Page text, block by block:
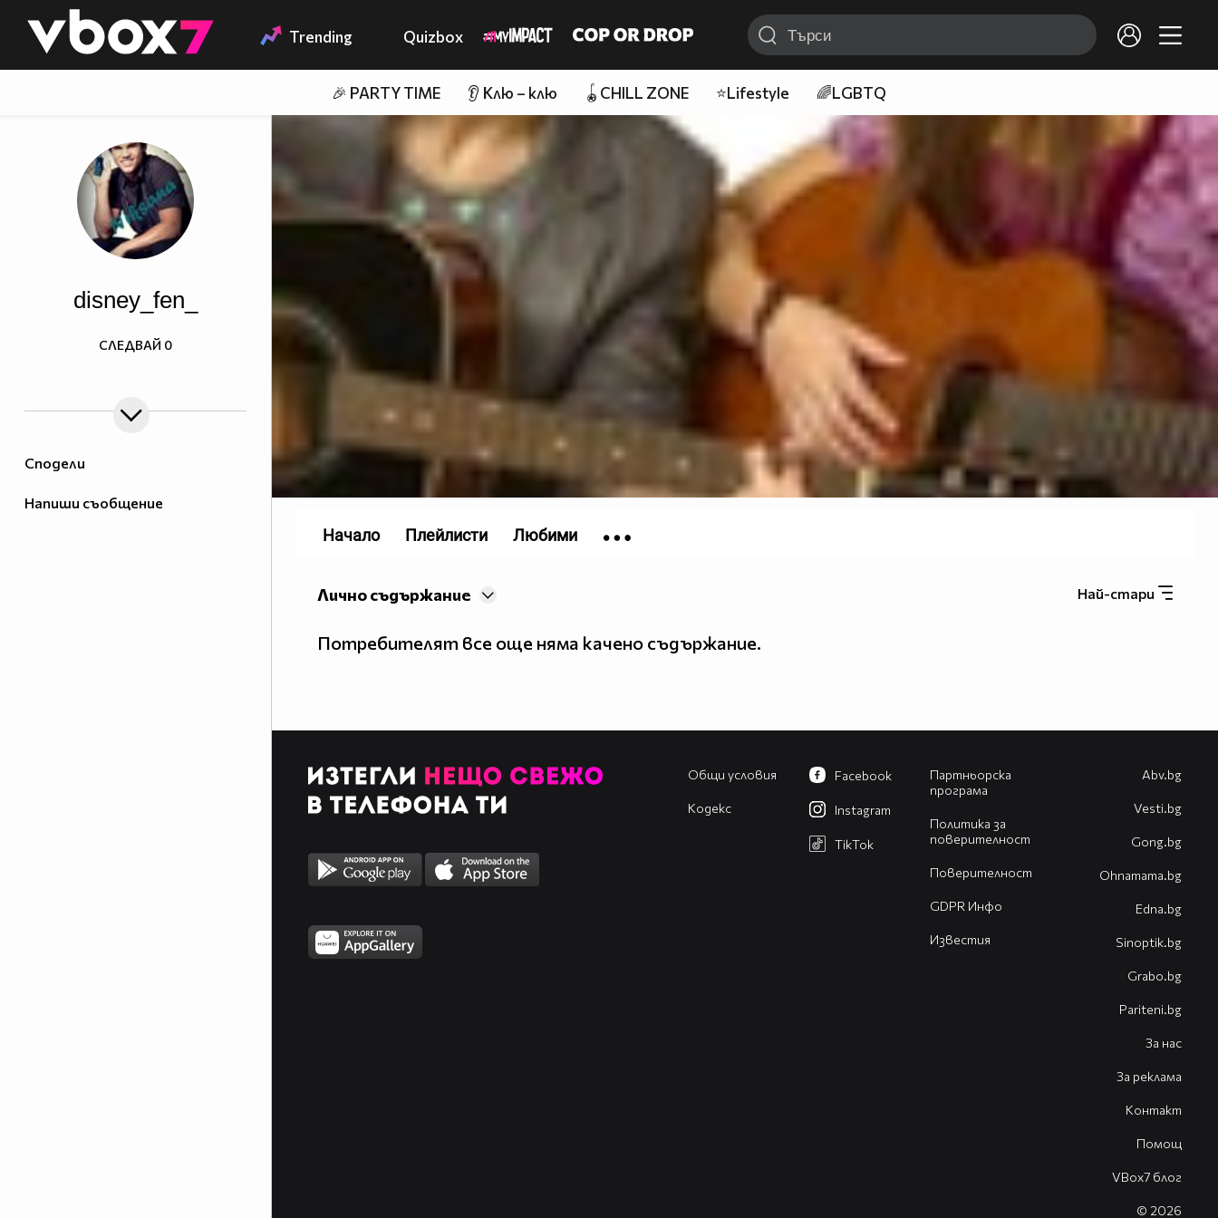
👾 Trending Quizbox
🎉 PARTY TIME 👂 Клю – клю 🪀CHILL ZONE ⭐Lifestyle 🌈LGBTQ
Сподели
Напиши съобщение
disney_fen_
СЛЕДВАЙ 0
Най-стари
Лично съдържание
Потребителят все още няма качено съдържание.
Начало Плейлисти Любими
Общи условия
Кодекс
Партньорска
програма
Политика за
поверителност
Поверителност
GDPR Инфо
Известия
Facebook
Instagram
TikTok
Abv.bg
Vesti.bg
Gong.bg
Оhnamama.bg
Edna.bg
Sinoptik.bg
Grabo.bg
Pariteni.bg
За нас
За реклама
Контакт
Помощ
VBox7 блог
© 2026